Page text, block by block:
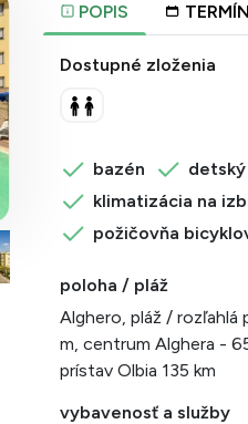
POPIS
Dostupné zloženia
bazén
klimatizácia na
požičovňa
poloha / pláž
Alghero, pláž /
m, centrum Alghera -
prístav Olbia 135 km
vybavenosť a služby